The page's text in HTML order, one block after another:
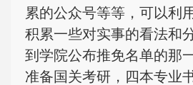
累的公众号等等，可以利
积累一些对实事的看法和
到学院公布推免名单的那
准备国关考研，四本专业